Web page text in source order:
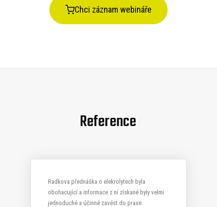
Chci záznam webináře
Reference
Radkova přednáška o elekrolytech byla
obohacující a informace z ní získané byly velmi
jednoduché a účinné zavést do praxe.